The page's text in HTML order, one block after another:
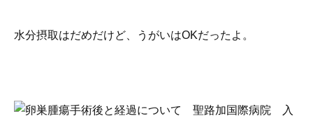
水分摂取はだめだけど、うがいはOKだったよ。